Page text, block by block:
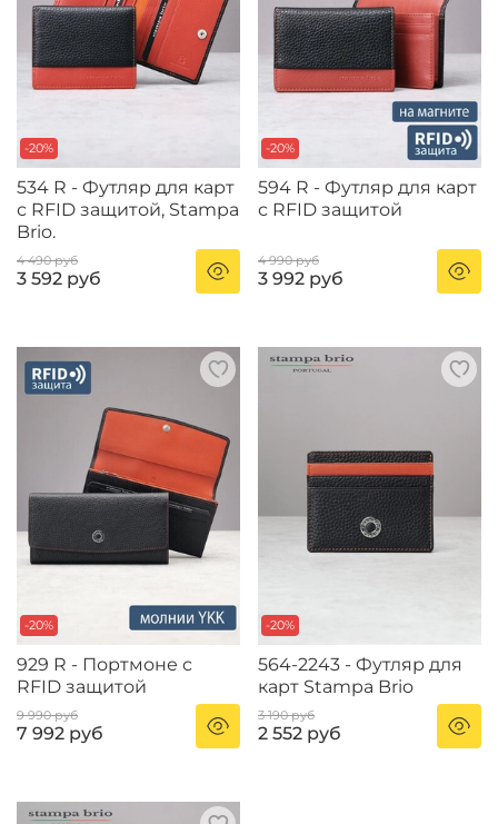
-20%
534 R - Футляр для карт
с RFID защитой, Stampa
Brio.
4 490 руб
3 592 руб
-20%
594 R - Футляр для карт
с RFID защитой
4 990 руб
3 992 руб
-20%
929 R - Портмоне с
RFID защитой
9 990 руб
7 992 руб
-20%
564-2243 - Футляр для
карт Stampa Brio
3 190 руб
2 552 руб